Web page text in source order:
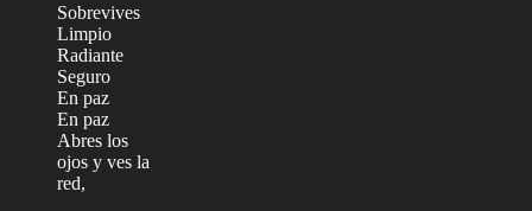
Sobrevives
Limpio
Radiante
Seguro
En paz
En paz
Abres los
ojos y ves la
red,